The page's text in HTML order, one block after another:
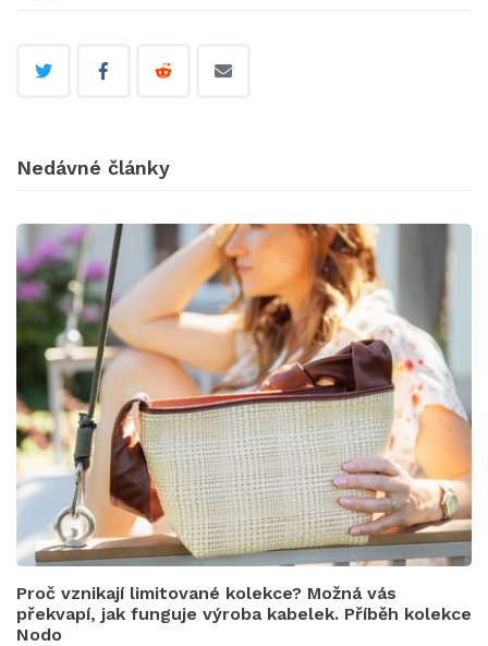
Nedávné články
Proč vznikají limitované kolekce? Možná vás
překvapí, jak funguje výroba kabelek. Příběh kolekce
Nodo